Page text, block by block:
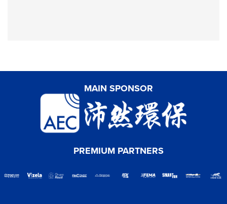
MAIN SPONSOR
PREMIUM PARTNERS